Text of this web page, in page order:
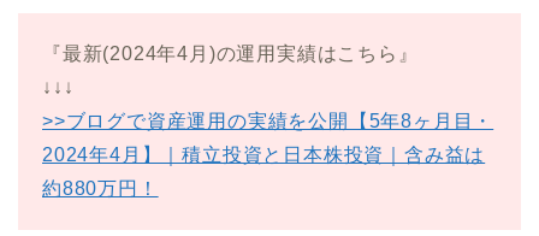
『最新(2024年4月)の運用実績はこちら』
↓↓↓
>>ブログで資産運用の実績を公開【5年8ヶ月目・
2024年4月】｜積立投資と日本株投資｜含み益は
約880万円！